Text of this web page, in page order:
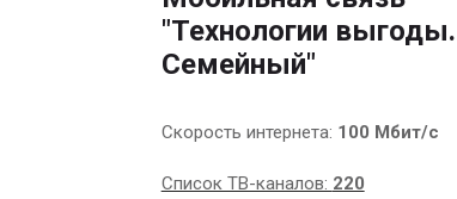
"Технологии выгоды.
Семейный"
Скорость интернета: 100 Мбит/с
Список ТВ-каналов: 220